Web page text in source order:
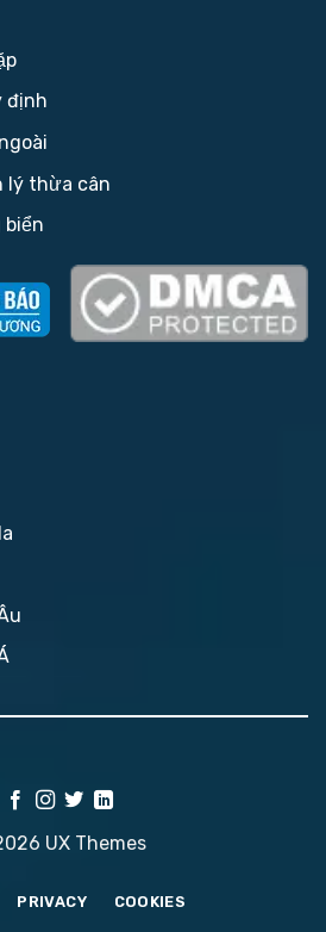
định
lý thừa cân
biển
UX Themes
PRIVACY COOKIES